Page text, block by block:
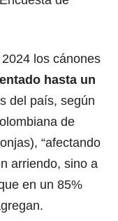
los cánones
hasta un
del país, según
de
“afectando
arriendo, sino a
en un 85%